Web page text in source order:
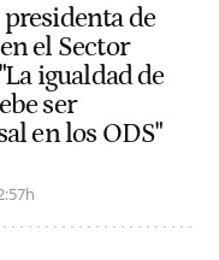
presidenta de
el Sector
igualdad de
ser
en los ODS"